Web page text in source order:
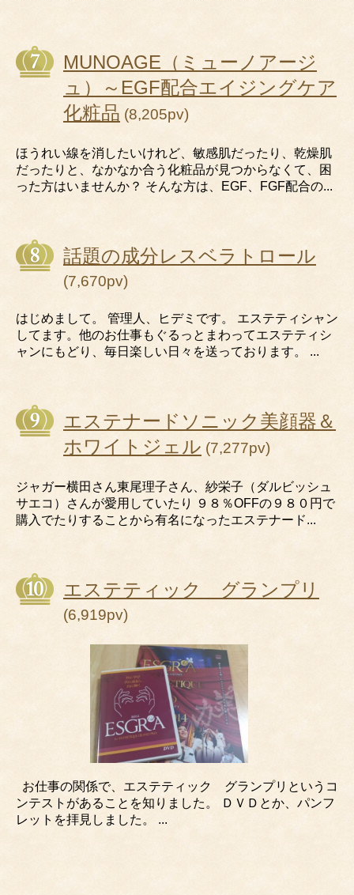
MUNOAGE（ミューノアージ
ュ）～EGF配合エイジングケア
化粧品 (8,205pv)
ほうれい線を消したいけれど、敏感肌だったり、乾燥肌
だったりと、なかなか合う化粧品が見つからなくて、困
った方はいませんか？ そんな方は、EGF、FGF配合の...
話題の成分レスベラトロール
(7,670pv)
はじめまして。 管理人、ヒデミです。 エステティシャン
してます。他のお仕事もぐるっとまわってエステティシ
ャンにもどり、毎日楽しい日々を送っております。 ...
エステナードソニック美顔器＆
ホワイトジェル (7,277pv)
ジャガー横田さん東尾理子さん、紗栄子（ダルビッシュ
サエコ）さんが愛用していたり ９８％OFFの９８０円で
購入でたりすることから有名になったエステナード...
エステティック グランプリ
(6,919pv)
お仕事の関係で、エステティック グランプリというコ
ンテストがあることを知りました。 ＤＶＤとか、パンフ
レットを拝見しました。 ...